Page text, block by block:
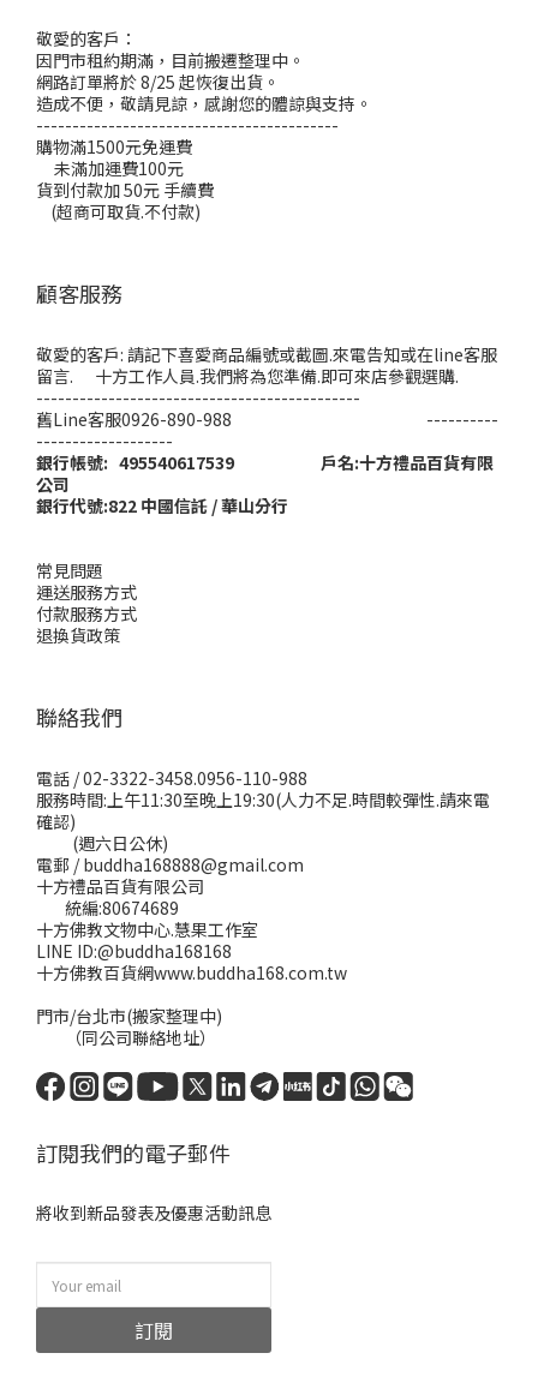
敬愛的客戶：
因門市租約期滿，目前搬遷整理中。
網路訂單將於 8/25 起恢復出貨。
造成不便，敬請見諒，感謝您的體諒與支持。
------------------------------------------
購物滿1500元免運費
未滿加運費100元
貨到付款加 50元 手續費
(超商可取貨.不付款)
顧客服務
敬愛的客戶: 請記下喜愛商品編號或截圖.來電告知或在line客服
留言. 十方工作人員.我們將為您準備.即可來店參觀選購.
---------------------------------------------
舊Line客服0926-890-988 ----------
-------------------
銀行帳號: 495540617539 戶名:十方禮品百貨有限
公司
銀行代號:822 中國信託 / 華山分行
常見問題
運送服務方式
付款服務方式
退換貨政策
聯絡我們
電話 / 02-3322-3458.0956-110-988
服務時間:上午11:30至晚上19:30(人力不足.時間較彈性.請來電
確認)
(週六日公休)
電郵 / buddha168888@gmail.com
十方禮品百貨有限公司
統編:80674689
十方佛教文物中心.慧果工作室
LINE ID:@buddha168168
十方佛教百貨網www.buddha168.com.tw
門市/台北市(搬家整理中)
（同公司聯絡地址）
訂閱我們的電子郵件
將收到新品發表及優惠活動訊息
訂閱